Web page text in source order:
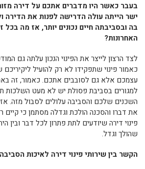
בעבר כאשר היו מדברים אתכם על דירה
ישר הייתה עולה הדרישה לפנות את הדירה
בה ובסביבתה חיים נכונים יותר, אז מה
האחרונות?
לצד הרצון לייצר את הפינוי הנכון עלתה גם
כאמור פינוי שתפקידו לא רק להועיל
עצמכם אלא גם לסובבים אתכם. כאמור, זה
למגורים בסביבת פסולת יש לא מעט השלכות
השכנים שלכם והסביבה עלולים לסבול מזה. אז
את דברו והסכנה הולכת וגדלה מסתמן כי קיים
פינוי דירה שיודעים לתת פתרון לכל דבר ובין
שהולך וגדל.
הקשר בין שירותי פינוי דירה לאיכות הסביבה